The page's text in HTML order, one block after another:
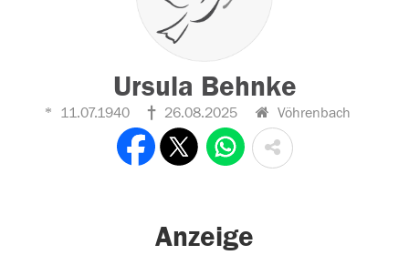
Ursula Behnke
11.07.1940 26.08.2025 Vöhrenbach
Anzeige